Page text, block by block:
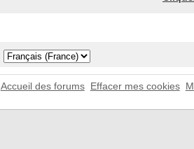
Accueil des forums Effacer mes cookies